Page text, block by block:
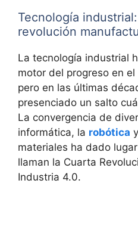
Tecnología
revolución
La tecnología industrial
motor del progreso en
pero en las últimas
presenciado un salto
La convergencia de
informática, la robótica
materiales ha dado
llaman la Cuarta
Industria 4.0.